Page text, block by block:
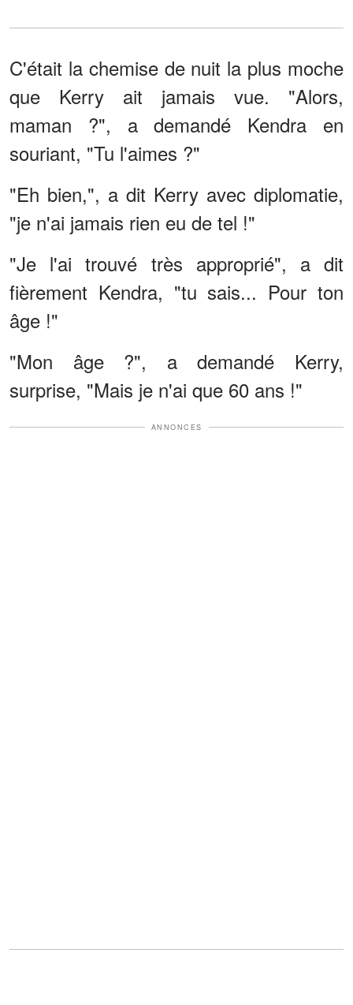
C'était la chemise de nuit la plus moche
que Kerry ait jamais vue. "Alors,
maman ?", a demandé Kendra en
souriant, "Tu l'aimes ?"
"Eh bien,", a dit Kerry avec diplomatie,
"je n'ai jamais rien eu de tel !"
"Je l'ai trouvé très approprié", a dit
fièrement Kendra, "tu sais... Pour ton
âge !"
"Mon âge ?", a demandé Kerry,
surprise, "Mais je n'ai que 60 ans !"
ANNONCES